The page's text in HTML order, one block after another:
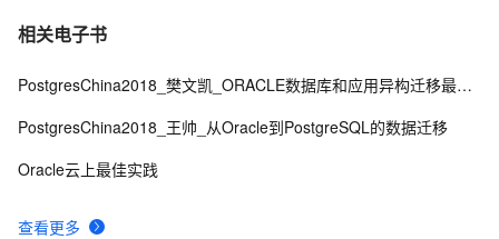
相关电子书
查看更多
PostgresChina2018_樊文凯_ORACLE数据库和应用异构迁移最佳实践
PostgresChina2018_王帅_从Oracle到PostgreSQL的数据迁移
Oracle云上最佳实践